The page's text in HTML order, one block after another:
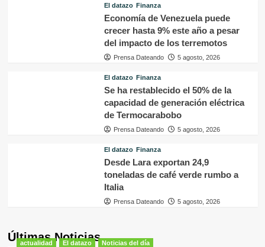
El datazo Finanza
Economía de Venezuela puede
crecer hasta 9% este año a pesar
del impacto de los terremotos
Prensa Dateando 5 agosto, 2026
El datazo Finanza
Se ha restablecido el 50% de la
capacidad de generación eléctrica
de Termocarabobo
Prensa Dateando 5 agosto, 2026
El datazo Finanza
Desde Lara exportan 24,9
toneladas de café verde rumbo a
Italia
Prensa Dateando 5 agosto, 2026
Últimas Noticias
actualidad El datazo Noticias del día